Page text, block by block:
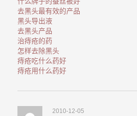
去黑头最有效的产品
黑头导出液
去黑头产品
治痔疮的药
怎样去除黑头
痔疮吃什么药好
痔疮用什么药好
2010-12-05